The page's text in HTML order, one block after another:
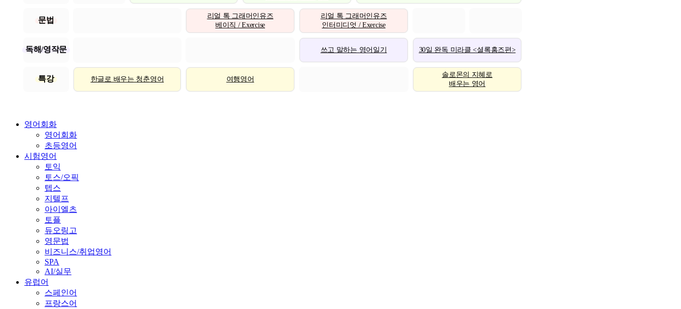
문법
리얼 톡 그래머인유즈
베이직 / Exercise
리얼 톡 그래머인유즈
인터미디엇 / Exercise
독해/영작문 쓰고 말하는 영어일기 30일 완독 미라클 <셜록홈즈편>
특강 한글로 배우는 청춘영어 여행영어
솔로몬의 지혜로
배우는 영어
영어회화
영어회화
초등영어
시험영어
토익
토스/오픽
텝스
지텔프
아이엘츠
토플
듀오링고
영문법
비즈니스/취업영어
SPA
AI/실무
유럽어
스페인어
프랑스어